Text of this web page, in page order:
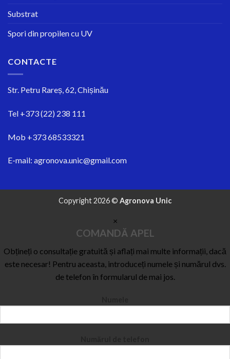
Substrat
Spori din propilen cu UV
CONTACTE
Str. Petru Rareș, 62, Chișinău
Tel +373 (22) 238 111
Mob +373 68533321
E-mail: agronova.unic@gmail.com
Copyright 2026 © Agronova Unic
×
COMANDĂ APEL
Obțineți o consultație gratuită și aflați mai multe informații, dacă
este necesar! Pentru aceasta, introduceți numele și numărul dvs.
de telefon în formularul de mai jos.